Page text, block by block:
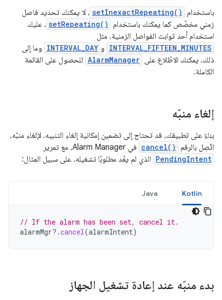
باستخدام
setInexactRepeating() ، لا يمكنك تحديد فاصل
زمني مخصّص كما يمكنك باستخدام
setRepeating() . عليك
استخدام أحد ثوابت الفواصل الزمنية، مثل
INTERVAL_FIFTEEN_MINUTES و INTERVAL_DAY وما إلى
ذلك. يمكنك الاطّلاع على AlarmManager للحصول على القائمة
الكاملة.
إلغاء منبّه
بناءً على تطبيقك، قد تحتاج إلى تضمين إمكانية إلغاء التنبيه. لإلغاء منبّه،
اتّصِل بالرقم
cancel() في Alarm Manager، مع تمرير
PendingIntent الذي لم يعُد مطلوبًا تشغيله. على سبيل المثال:
Kotlin
Java
// If the alarm has been set, cancel it.
alarmMgr?.cancel(alarmIntent)
بدء منبّه عند إعادة تشغيل الجهاز